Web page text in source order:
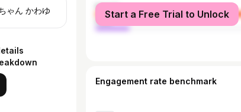
フォロー中1番上みさちゃん かわゆ female
male
Start a Free Trial to Unlock
Engagement rate benchmark